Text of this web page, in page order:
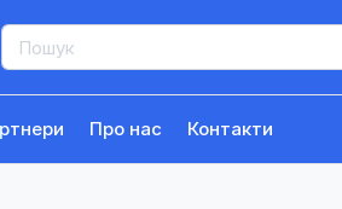
Про нас Контакти